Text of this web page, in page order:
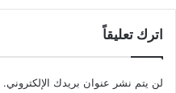
اترك تعليقاً
لن يتم نشر عنوان بريدك الإلكتروني.